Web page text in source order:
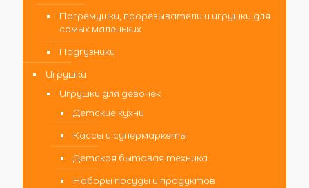
Погремушки, прорезыватели и игрушки для
самых маленьких
Подгузники
Игрушки
Игрушки для девочек
Детские кухни
Кассы и супермаркеты
Детская бытовая техника
Наборы посуды и продуктов